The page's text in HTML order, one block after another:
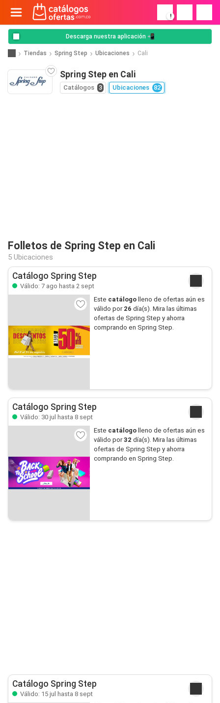
!
Descarga nuestra aplicación 📲
Tiendas Spring Step Ubicaciones Cali
Spring Step en Cali
Catálogos 3 Ubicaciones 82
Folletos de Spring Step en Cali
5 Ubicaciones
Catálogo Spring Step
Válido: 7 ago hasta 2 sept
Este catálogolleno de ofertas aún es
válido por 26 día(s). Mira las últimas
ofertas de Spring Step y ahorra
comprando en Spring Step.
Catálogo Spring Step
Válido: 30 jul hasta 8 sept
Este catálogolleno de ofertas aún es
válido por32 día(s). Mira las últimas
ofertas de Spring Step y ahorra
comprando en Spring Step.
Catálogo Spring Step
Válido: 15 jul hasta 8 sept